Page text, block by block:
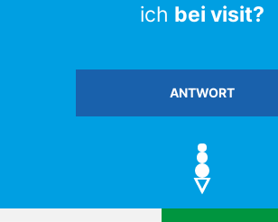
ich bei visit?
ANTWORT